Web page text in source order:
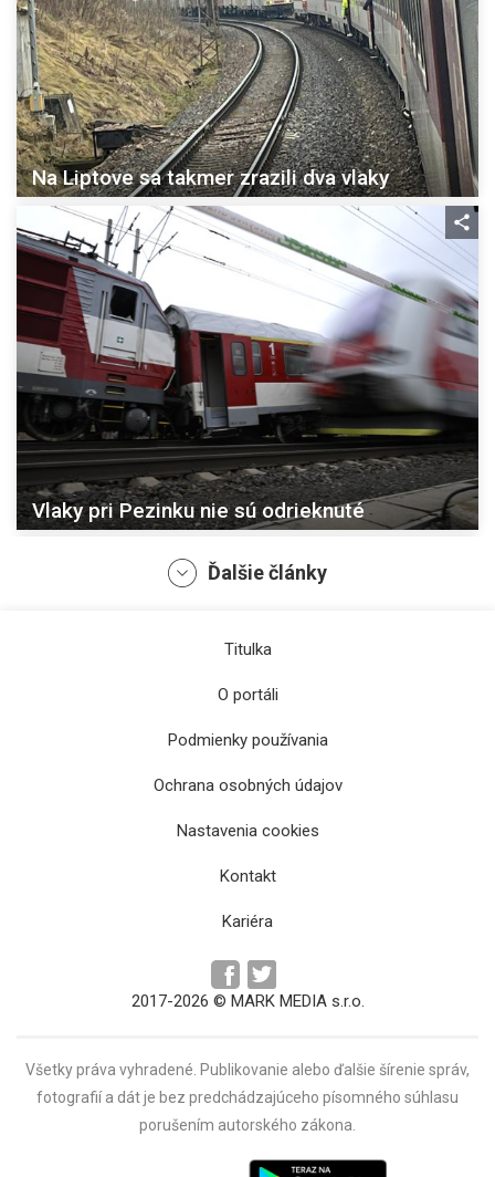
Na Liptove sa takmer zrazili dva vlaky
Vlaky pri Pezinku nie sú odrieknuté
Poškodená časť koľaje pri Pezinku je po
zrážke vlakov stále mimo prevádzky
Ďalšie články
Titulka
O portáli
Podmienky používania
Ochrana osobných údajov
Nastavenia cookies
Kontakt
Kariéra
2017-2026 © MARK MEDIA s.r.o.
Všetky práva vyhradené. Publikovanie alebo ďalšie šírenie správ,
fotografií a dát je bez predchádzajúceho písomného súhlasu
porušením autorského zákona.